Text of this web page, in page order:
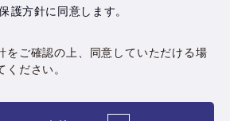
護方針に同意します。
をご確認の上、同意していただける場
ださい。